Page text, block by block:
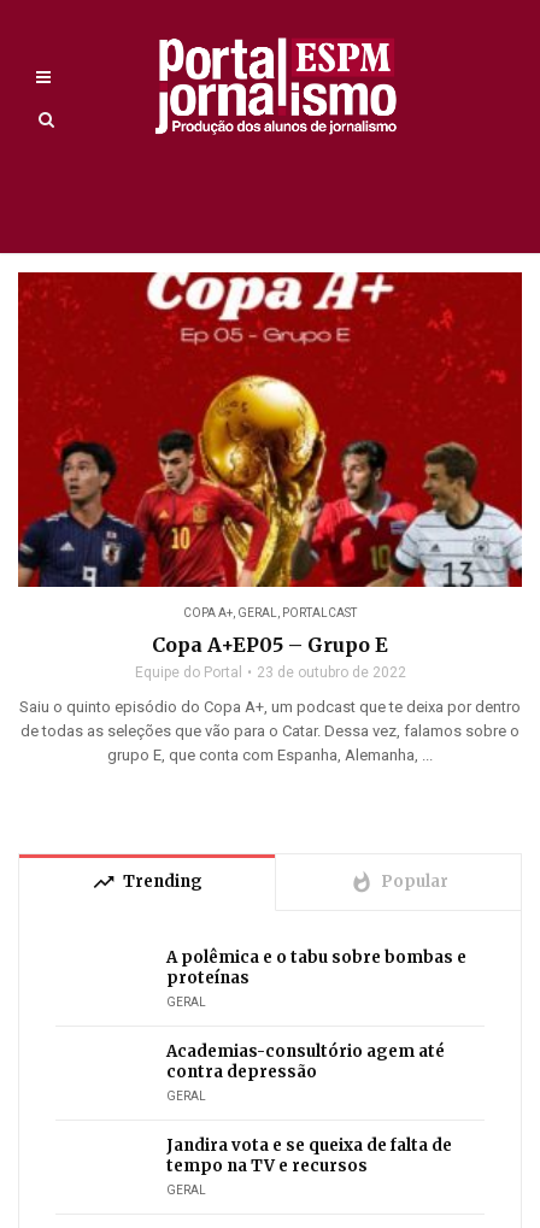
COPA A+, GERAL, PORTALCAST
Copa A+EP05 – Grupo E
Equipe do Portal 23 de outubro de 2022
Saiu o quinto episódio do Copa A+, um podcast que te deixa por dentro
de todas as seleções que vão para o Catar. Dessa vez, falamos sobre o
grupo E, que conta com Espanha, Alemanha, ...
trending_up Trending whatshot Popular
A polêmica e o tabu sobre bombas e
proteínas
GERAL
Academias-consultório agem até
contra depressão
GERAL
Jandira vota e se queixa de falta de
tempo na TV e recursos
GERAL